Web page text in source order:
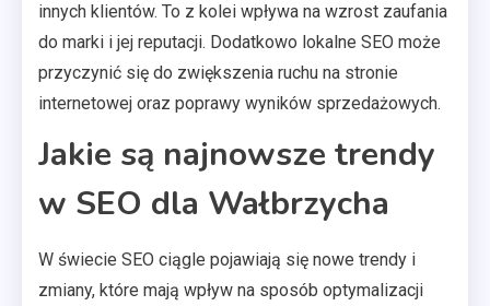
innych klientów. To z kolei wpływa na wzrost zaufania
do marki i jej reputacji. Dodatkowo lokalne SEO może
przyczynić się do zwiększenia ruchu na stronie
internetowej oraz poprawy wyników sprzedażowych.
Jakie są najnowsze trendy
w SEO dla Wałbrzycha
W świecie SEO ciągle pojawiają się nowe trendy i
zmiany, które mają wpływ na sposób optymalizacji